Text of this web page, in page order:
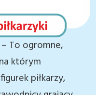
– To ogromne,
którym
piłkarzy,